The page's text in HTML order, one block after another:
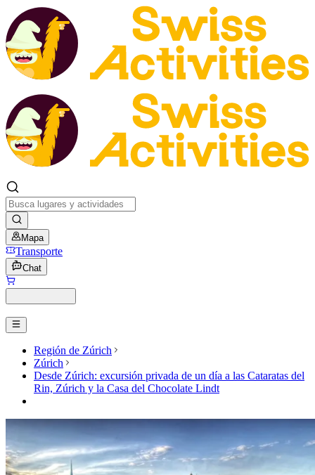
Mapa
Transporte
Chat
Región de Zúrich
Zúrich
Desde Zúrich: excursión privada de un día a las Cataratas del
Rin, Zúrich y la Casa del Chocolate Lindt